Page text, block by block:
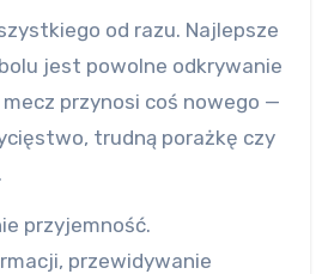
od razu. Najlepsze
jest powolne odkrywanie
przynosi coś nowego —
trudną porażkę czy
przyjemność.
przewidywanie